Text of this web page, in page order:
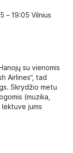
– 19:05 Vilnius
su vienomis
Airlines“, tad
Skrydžio metu
(muzika,
jums